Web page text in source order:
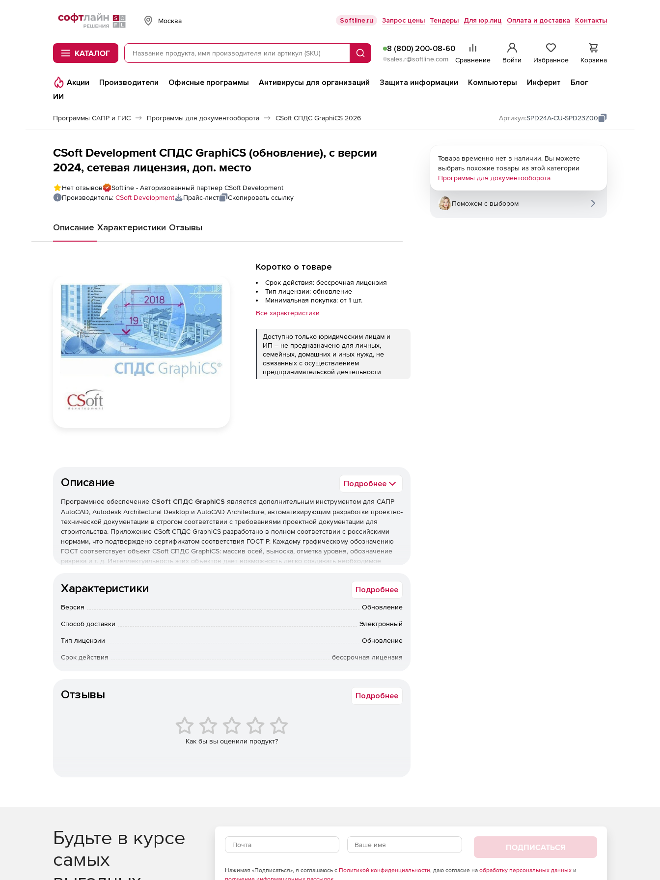
Softline
Москва Softline.ru Запрос цены Тендеры Для юр.лиц Оплата и доставка Контакты
КАТАЛОГ Поиск
8 (800) 200-08-60
sales.r@softline.com Сравнение Войти Избранное Корзина
Акции Производители Офисные программы Антивирусы для организаций Защита информации Компьютеры Инферит
Блог
ИИ
Программы САПР и ГИС Программы для документооборота CSoft СПДС GraphiCS 2026 Артикул:SPD24A-CU-SPD23Z00
CSoft Development СПДС GraphiCS (обновление), с версии
2024, сетевая лицензия, доп. место
Нет отзывов
Softline - Авторизованный партнер CSoft Development
Производитель: CSoft Development Прайс-лист Скопировать ссылку
Описание Характеристики Отзывы
Коротко о товаре
Срок действия: бессрочная лицензия
Тип лицензии: обновление
Минимальная покупка: от 1 шт.
Все характеристики
Доступно только юридическим лицам и
ИП – не предназначено для личных,
семейных, домашних и иных нужд, не
связанных с осуществлением
предпринимательской деятельности
Описание Подробнее
Программное обеспечение CSoft СПДС GraphiCS является дополнительным инструментом для САПР
AutoCAD, Autodesk Architectural Desktop и AutoCAD Architecture, автоматизирующим разработки проектно-
технической документации в строгом соответствии с требованиями проектной документации для
строительства. Приложение CSoft СПДС GraphiCS разработано в полном соответствии с российскими
нормами, что подтверждено сертификатом соответствия ГОСТ Р. Каждому графическому обозначению
ГОСТ соответствует объект CSoft СПДС GraphiCS: массив осей, выноска, отметка уровня, обозначение
разреза и т. д. Интеллектуальность этих объектов дает возможность легко создавать необходимое
Более 30 табличных форм и возможность автоматического формирования спецификаций помогают
3000 параметрических строительных объектов, таких как балки, колонны, ригели, плиты перекрытий,
фундаментные блоки, металлопрокат, крепеж и т. п.
Программа интуитивно понятна и практически не требует времени на освоение. Проектировщик может
полностью сосредотачиваться на решении инженерной задачи, не задумываясь о контроле оформления
стандартизированный выпуск документов.
Элементы оформления рабочих чертежей.
Удобству оформления проектной документации
размещенные на одной панели инструментов или ленте (для AutoCAD старше 2010).
Утилиты оформления упрощают работу проектировщика, обеспечивая
масштаба символов позволяет избежать создания множества размерных и текстовых стилей.
Настройки CSoft СПДС GraphiCS.
соответствия применяемому на предприятии стандарту, а в его отсутствие – нормам системы
проектной документации для строительства (СПДС).
Характеристики Подробнее
Версия Обновление
Способ доставки Электронный
Тип лицензии Обновление
Срок действия бессрочная лицензия
Отзывы Подробнее
Как бы вы оценили продукт?
Товара временно нет в наличии. Вы можете
выбрать похожие товары из этой категории
Программы для документооборота
Поможем с выбором
Будьте в курсе
самых
ПОДПИСАТЬСЯ
Нажимая «Подписаться», я соглашаюсь с Политикой конфиденциальности, даю согласие на обработку персональных данныхи